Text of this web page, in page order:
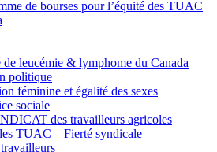
de bourses pour l’équité des TUAC
de leucémie & lymphome du Canada
politique
féminine et égalité des sexes
sociale
des travailleurs agricoles
TUAC – Fierté syndicale